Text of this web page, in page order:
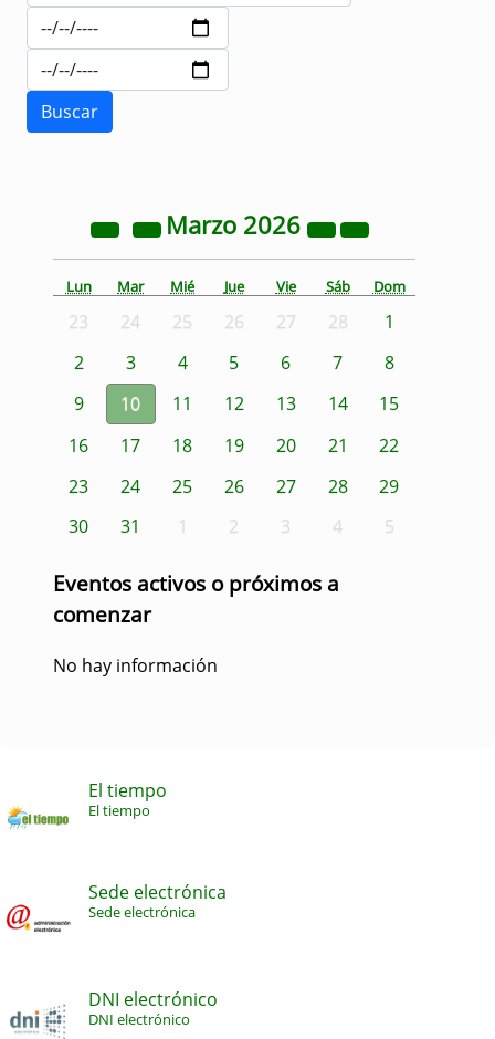
Marzo 2026
Lun Mar Mié Jue Vie Sáb Dom
23 24 25 26 27 28
1
2
3 4 5 6 7
8
9
10 11 12 13 14
15
16
17 18 19 20 21
22
23
24 25 26 27 28
29
30
31 1 2 3 4 5
Eventos activos o próximos a
comenzar
No hay información
El tiempo
El tiempo
Sede electrónica
Sede electrónica
DNI electrónico
DNI electrónico